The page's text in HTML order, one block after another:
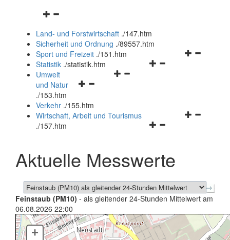
Navigationsmenü
und
schließen
Land- und Forstwirtschaft ./147.htm
Sicherheit und Ordnung ./89557.htm
Navigationsmenü
Sport und Freizeit ./151.htm
Navigationsmenü
Statistik ./statistik.htm
Navigationsmenü
und
schließen
Umwelt
und Natur
./153.htm
Verkehr ./155.htm
Navigationsmenü
schließen
Wirtschaft, Arbeit und Tourismus
./157.htm
Aktuelle Messwerte
Feinstaub (PM10) - als gleitender 24-Stunden Mittelwert am
06.08.2026 22:00
+